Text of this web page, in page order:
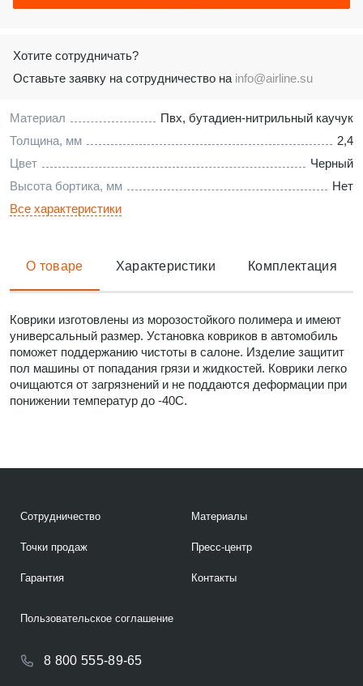
Материал
Пвх, бутадиен-нитрильный каучук
Толщина, мм
2,4
Цвет
Черный
Высота бортика, мм
Нет
Все характеристики
Хотите сотрудничать?
Оставьте заявку на сотрудничество на info@airline.su
О товаре Характеристики Комплектация
Коврики изготовлены из морозостойкого полимера и имеют
универсальный размер. Установка ковриков в автомобиль
поможет поддержанию чистоты в салоне. Изделие защитит
пол машины от попадания грязи и жидкостей. Коврики легко
очищаются от загрязнений и не поддаются деформации при
понижении температур до -40С.
Сотрудничество
Точки продаж
Гарантия
Материалы
Пресс-центр
Контакты
8 800 555-89-65
Пользовательское соглашение